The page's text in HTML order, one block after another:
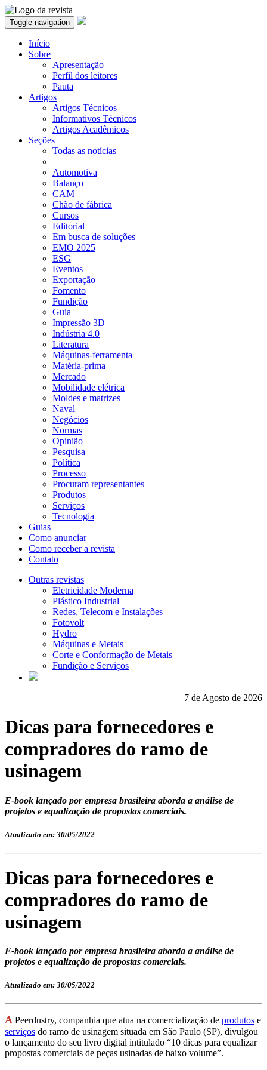
Toggle navigation
Início
Sobre
Apresentação
Perfil dos leitores
Pauta
Artigos
Artigos Técnicos
Informativos Técnicos
Artigos Acadêmicos
Seções
Todas as notícias
Automotiva
Balanço
CAM
Chão de fábrica
Cursos
Editorial
Em busca de soluções
EMO 2025
ESG
Eventos
Exportação
Fomento
Fundição
Guia
Impressão 3D
Indústria 4.0
Literatura
Máquinas-ferramenta
Matéria-prima
Mercado
Mobilidade elétrica
Moldes e matrizes
Naval
Negócios
Normas
Opinião
Pesquisa
Política
Processo
Procuram representantes
Produtos
Serviços
Tecnologia
Guias
Como anunciar
Como receber a revista
Contato
Outras revistas
Eletricidade Moderna
Plástico Industrial
Redes, Telecom e Instalações
Fotovolt
Hydro
Máquinas e Metais
Corte e Conformação de Metais
Fundição e Serviços
7 de Agosto de 2026
Dicas para fornecedores e
compradores do ramo de
usinagem
E-book lançado por empresa brasileira aborda a análise de
projetos e equalização de propostas comerciais.
Atualizado em: 30/05/2022
Dicas para fornecedores e
compradores do ramo de
usinagem
E-book lançado por empresa brasileira aborda a análise de
projetos e equalização de propostas comerciais.
Atualizado em: 30/05/2022
A Peerdustry, companhia que atua na comercialização de produtos e
serviços do ramo de usinagem situada em São Paulo (SP), divulgou
o lançamento do seu livro digital intitulado “10 dicas para equalizar
propostas comerciais de peças usinadas de baixo volume”.